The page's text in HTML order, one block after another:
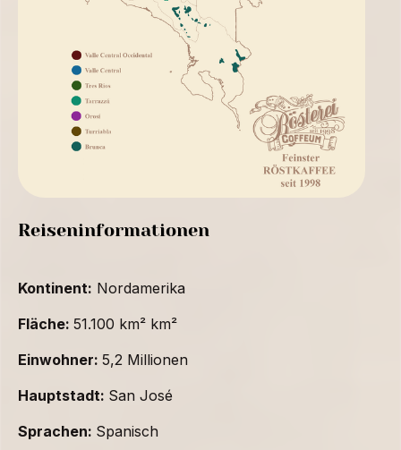
Reiseninformationen
Kontinent: Nordamerika
Fläche: 51.100 km² km²
Einwohner: 5,2 Millionen
Hauptstadt: San José
Sprachen: Spanisch